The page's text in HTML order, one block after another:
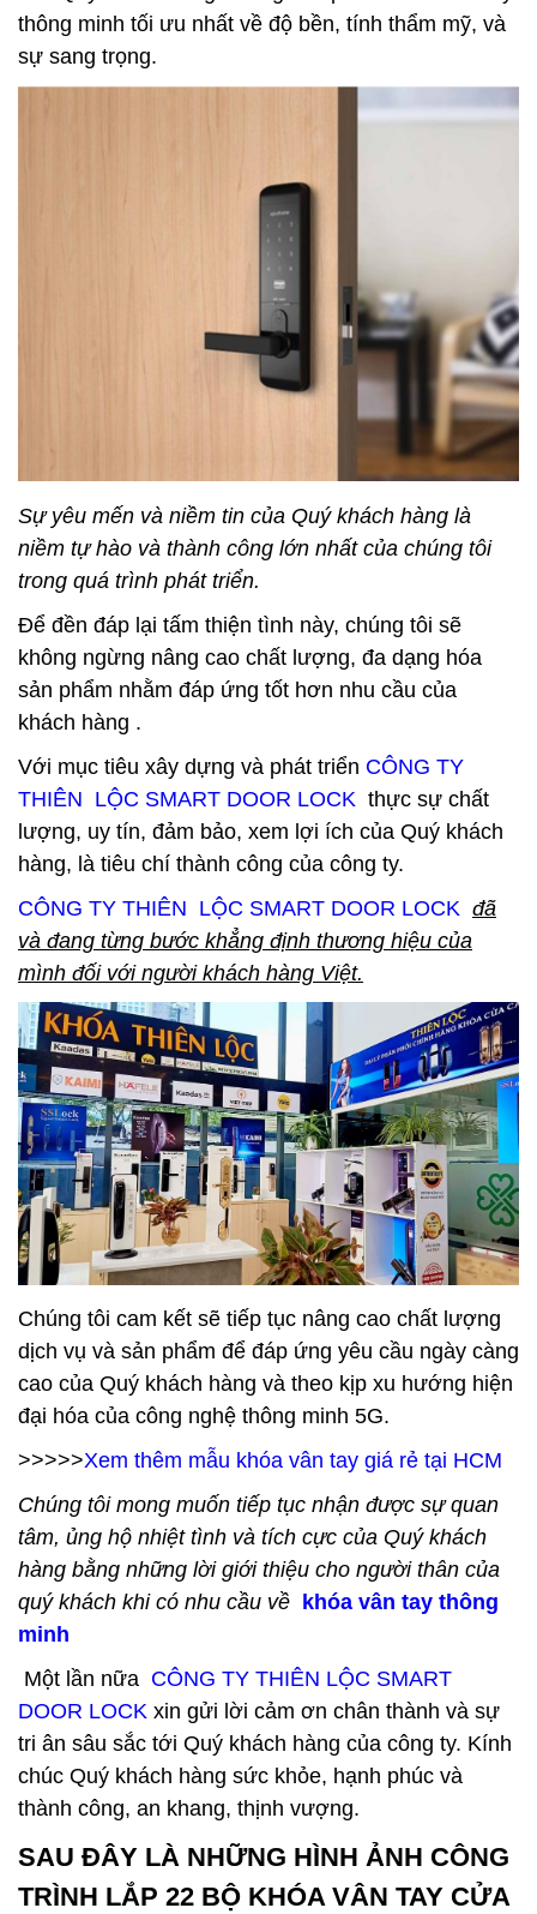
thông minh tối ưu nhất về độ bền, tính thẩm mỹ, và
sự sang trọng.
Sự yêu mến và niềm tin của Quý khách hàng là
niềm tự hào và thành công lớn nhất của chúng tôi
trong quá trình phát triển.
Để đền đáp lại tấm thiện tình này, chúng tôi sẽ
không ngừng nâng cao chất lượng, đa dạng hóa
sản phẩm nhằm đáp ứng tốt hơn nhu cầu của
khách hàng .
Với mục tiêu xây dựng và phát triển CÔNG TY
THIÊN LỘC SMART DOOR LOCK thực sự chất
lượng, uy tín, đảm bảo, xem lợi ích của Quý khách
hàng, là tiêu chí thành công của công ty.
CÔNG TY THIÊN LỘC SMART DOOR LOCK đã
và đang từng bước khẳng định thương hiệu của
mình đối với người khách hàng Việt.
Chúng tôi cam kết sẽ tiếp tục nâng cao chất lượng
dịch vụ và sản phẩm để đáp ứng yêu cầu ngày càng
cao của Quý khách hàng và theo kịp xu hướng hiện
đại hóa của công nghệ thông minh 5G.
>>>>>Xem thêm mẫu khóa vân tay giá rẻ tại HCM
Chúng tôi mong muốn tiếp tục nhận được sự quan
tâm, ủng hộ nhiệt tình và tích cực của Quý khách
hàng bằng những lời giới thiệu cho người thân của
quý khách khi có nhu cầu về khóa vân tay thông
minh
Một lần nữa CÔNG TY THIÊN LỘC SMART
DOOR LOCK xin gửi lời cảm ơn chân thành và sự
tri ân sâu sắc tới Quý khách hàng của công ty. Kính
chúc Quý khách hàng sức khỏe, hạnh phúc và
thành công, an khang, thịnh vượng.
SAU ĐÂY LÀ NHỮNG HÌNH ẢNH CÔNG
TRÌNH LẮP 22 BỘ KHÓA VÂN TAY CỬA